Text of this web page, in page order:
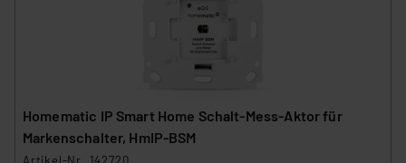
Homematic IP Smart Home Schalt-Mess-Aktor für
Markenschalter, HmIP-BSM
Artikel-Nr. 142720